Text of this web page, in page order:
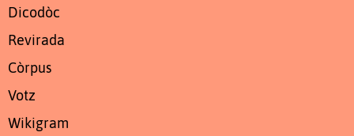
Dicodòc
Revirada
Còrpus
Votz
Wikigram